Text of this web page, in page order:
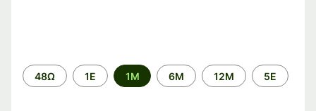
Time
period
48Ω 1Ε 1M 6M 12M 5Ε